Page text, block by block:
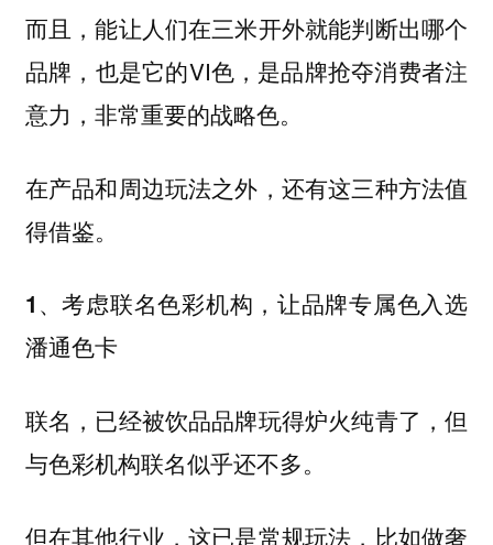
而且，能让人们在三米开外就能判断出哪个
品牌，也是它的VI色，是品牌抢夺消费者注
意力，非常重要的战略色。
在产品和周边玩法之外，还有这三种方法值
得借鉴。
1、考虑联名色彩机构，让品牌专属色入选
潘通色卡
联名，已经被饮品品牌玩得炉火纯青了，但
与色彩机构联名似乎还不多。
但在其他行业，这已是常规玩法，比如做奢